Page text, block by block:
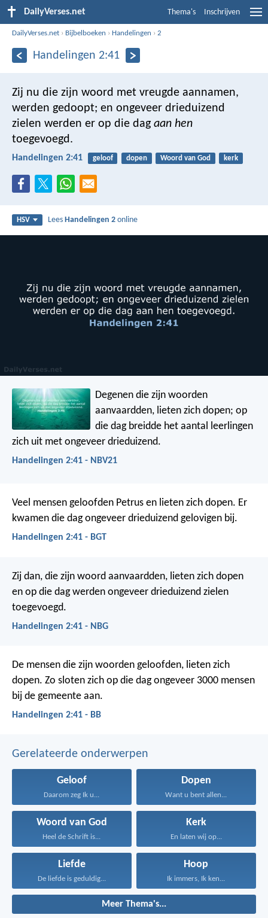
DailyVerses.net Thema's Inschrijven
DailyVerses.net › Bijbelboeken › Handelingen ›2
Handelingen 2:41
Zij nu die zijn woord met vreugde aannamen,
werden gedoopt; en ongeveer drieduizend
zielen werden er op die dag aan hen
toegevoegd.
Handelingen 2:41 geloof dopen Woord van God kerk
HSV LeesHandelingen 2 online
Degenen die zijn woorden
aanvaardden, lieten zich dopen; op
die dag breidde het aantal leerlingen
zich uit met ongeveer drieduizend.
Handelingen 2:41 - NBV21
Veel mensen geloofden Petrus en lieten zich dopen. Er
kwamen die dag ongeveer drieduizend gelovigen bij.
Handelingen 2:41 - BGT
Zij dan, die zijn woord aanvaardden, lieten zich dopen
en op die dag werden ongeveer drieduizend zielen
toegevoegd.
Handelingen 2:41 - NBG
De mensen die zijn woorden geloofden, lieten zich
dopen. Zo sloten zich op die dag ongeveer 3000 mensen
bij de gemeente aan.
Handelingen 2:41 - BB
Gerelateerde onderwerpen
Geloof
Daarom zeg Ik u...
Dopen
Want u bent allen...
Woord van God
Heel de Schrift is...
Kerk
En laten wij op...
Liefde
De liefde is geduldig...
Hoop
Ik immers, Ik ken...
Meer Thema's...